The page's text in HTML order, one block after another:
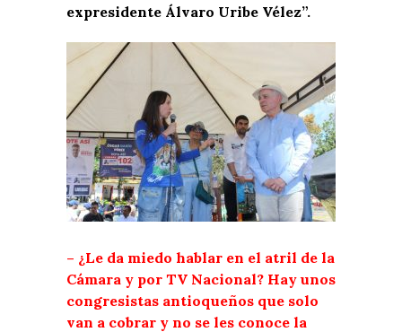
expresidente Álvaro Uribe Vélez”.
– ¿Le da miedo hablar en el atril de la
Cámara y por TV Nacional? Hay unos
congresistas antioqueños que solo
van a cobrar y no se les conoce la